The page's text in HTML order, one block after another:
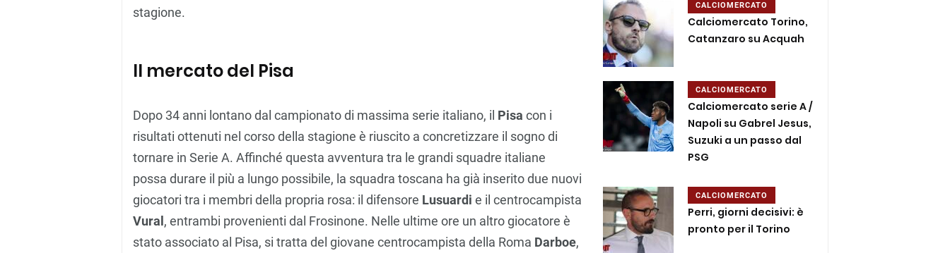
stagione.
Il mercato del Pisa
Dopo 34 anni lontano dal campionato di massima serie italiano, il Pisa con i
risultati ottenuti nel corso della stagione è riuscito a concretizzare il sogno di
tornare in Serie A. Affinché questa avventura tra le grandi squadre italiane
possa durare il più a lungo possibile, la squadra toscana ha già inserito due nuovi
giocatori tra i membri della propria rosa: il difensore Lusuardi e il centrocampista
Vural , entrambi provenienti dal Frosinone. Nelle ultime ore un altro giocatore è
stato associato al Pisa, si tratta del giovane centrocampista della Roma Darboe,
CALCIOMERCATO
Calciomercato Torino,
Catanzaro su Acquah
CALCIOMERCATO
Calciomercato serie A /
Napoli su Gabrel Jesus,
Suzuki a un passo dal
PSG
CALCIOMERCATO
Perri, giorni decisivi: è
pronto per il Torino